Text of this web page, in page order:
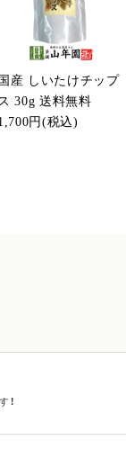
国産 しいたけチップ
30g 送料無料
円(税込)
！